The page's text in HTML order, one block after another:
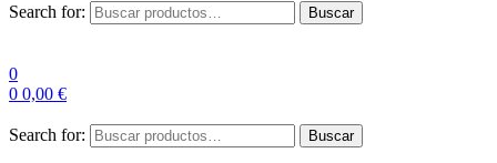
Search for: Buscar
0
0 0,00 €
Search for: Buscar